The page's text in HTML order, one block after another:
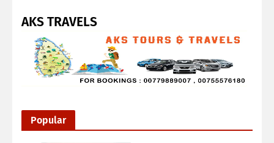
AKS TRAVELS
Popular